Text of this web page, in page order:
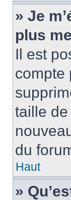
» Je
plus
Il est
compte
taille
du
Haut
»